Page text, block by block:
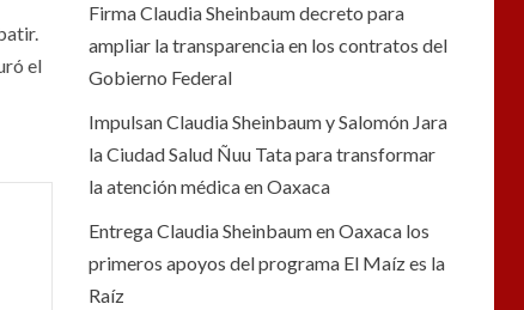
el
Firma Claudia Sheinbaum decreto para
ampliar la transparencia en los contratos del
Gobierno Federal
Impulsan Claudia Sheinbaum y Salomón Jara
la Ciudad Salud Ñuu Tata para transformar
la atención médica en Oaxaca
Entrega Claudia Sheinbaum en Oaxaca los
primeros apoyos del programa El Maíz es la
Raíz